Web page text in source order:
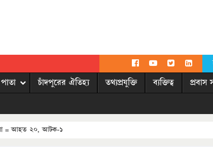
চাঁদপুরের ঐতিহ্য তথ্যপ্রযুক্তি ব্যক্তিত্ব প্রবাস
= আহত ২০, আটক-১